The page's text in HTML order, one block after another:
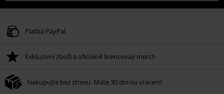
Platba PayPal
Exkluzivní zboží a oficiálně licencovaý merch
Nakupujte bez stresu. Máte 30 dní na vrácení!